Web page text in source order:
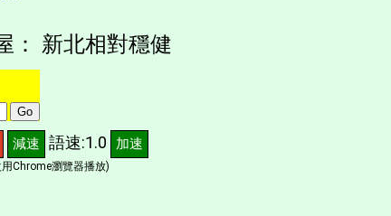
： 新北相對穩健
減速 語速:1.0 加速
Chrome瀏覽器播放)